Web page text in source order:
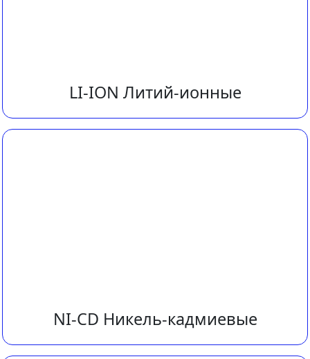
LI-ION Литий-ионные
NI-CD Никель-кадмиевые